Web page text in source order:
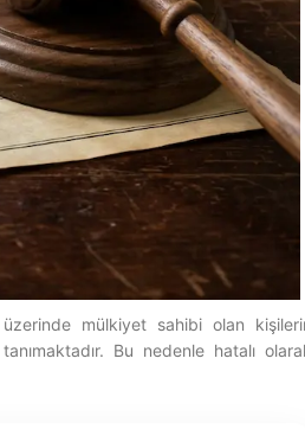
mülkiyet sahibi olan
Bu nedenle hatalı